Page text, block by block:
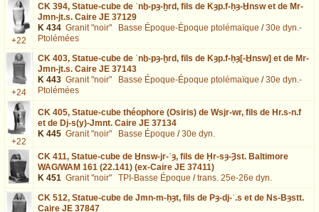
+22
CK 394, Statue-cube de ʿnḫ-pȝ-ẖrd, fils de Kȝp.f-ḥȝ-Ḫnsw et de Mr-
Jmn-jt.s. Caire JE 37129
K 434 Granit "noir" Basse Époque-Époque ptolémaïque /30e dyn.-
Ptolémées
+24
CK 403, Statue-cube de ʿnḫ-pȝ-ẖrd, fils de Kȝp.f-ḥȝ[-Ḫnsw] et de Mr-
Jmn-jt.s. Caire JE 37143
K 443 Granit "noir" Basse Époque-Époque ptolémaïque /30e dyn.-
Ptolémées
+22
CK 405, Statue-cube théophore (Osiris) de Wsjr-wr, fils de Hr.s-n.f
et de Dj-s(y)-Jmnt. Caire JE 37134
K 445 Granit "noir" Basse Époque /30e dyn.
CK 411, Statue-cube de Ḫnsw-jr-ʿȝ, fils de Ḥr-sȝ-Ȝst. Baltimore
WAG/WAM 161 (22.141) (ex-Caire JE 37411)
K 451 Granit "noir" TPI-Basse Époque /trans. 25e-26e dyn.
CK 512, Statue-cube de Jmn-m-ḥȝt, fils de Pȝ-dj-ʿ.s et de Ns-Bȝstt.
Caire JE 37847